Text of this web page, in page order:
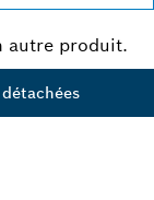
autre produit.